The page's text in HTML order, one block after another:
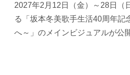
2027年2月12日（金）～28日（
る「坂本冬美歌手生活40周年記
へ～」のメインビジュアルが公